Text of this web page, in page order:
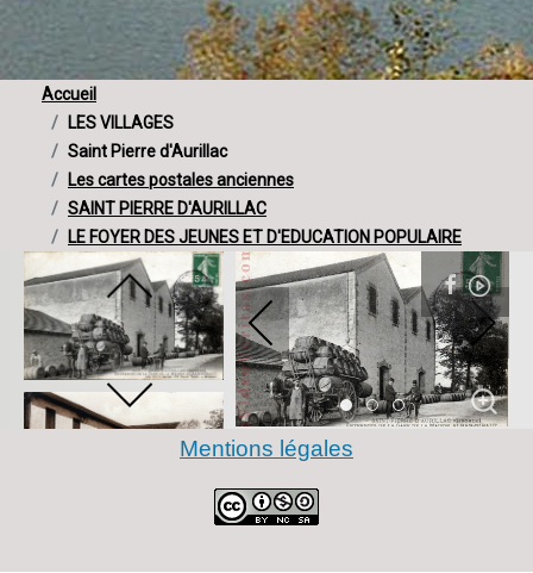
Accueil
LES VILLAGES
Saint Pierre d'Aurillac
Les cartes postales anciennes
SAINT PIERRE D'AURILLAC
LE FOYER DES JEUNES ET D'EDUCATION POPULAIRE
Item 0Item 1Item 2
Mentions légales